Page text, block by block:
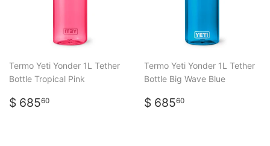
Termo Yeti Yonder 1L Tether
Bottle Tropical Pink
PRECIO
$ 68560
Termo Yeti Yonder 1L Tether
Bottle Big Wave Blue
PRECIO
$ 68560